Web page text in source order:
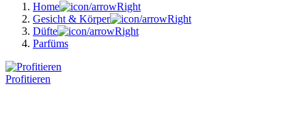
Home
Gesicht & Körper
Düfte
Parfüms
Profitieren